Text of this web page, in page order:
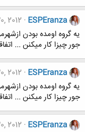
ESPEranza
2012
یه گروه اومده بودن
جور چیزا کار میکنن ...
ESPEranza
2012
یه گروه اومده بودن
جور چیزا کار میکنن ...
ESPEranza
2012